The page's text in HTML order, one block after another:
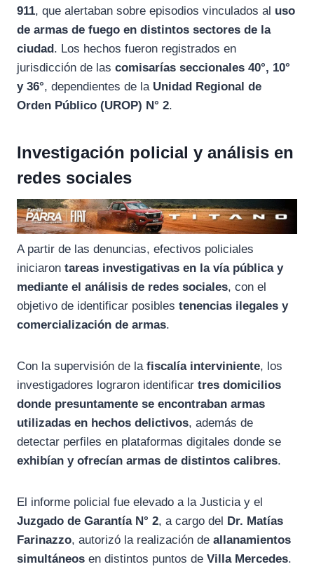
911, que alertaban sobre episodios vinculados al uso
de armas de fuego en distintos sectores de la
ciudad . Los hechos fueron registrados en
jurisdicción de las comisarías seccionales 40°, 10°
y 36°, dependientes de la Unidad Regional de
Orden Público (UROP) N° 2.
Investigación policial y análisis en
redes sociales
A partir de las denuncias, efectivos policiales
iniciaron tareas investigativas en la vía pública y
mediante el análisis de redes sociales, con el
objetivo de identificar posibles tenencias ilegales y
comercialización de armas.
Con la supervisión de la fiscalía interviniente, los
investigadores lograron identificar tres domicilios
donde presuntamente se encontraban armas
utilizadas en hechos delictivos, además de
detectar perfiles en plataformas digitales donde se
exhibían y ofrecían armas de distintos calibres.
El informe policial fue elevado a la Justicia y el
Juzgado de Garantía N° 2, a cargo del Dr. Matías
Farinazzo, autorizó la realización de allanamientos
simultáneos en distintos puntos de Villa Mercedes.